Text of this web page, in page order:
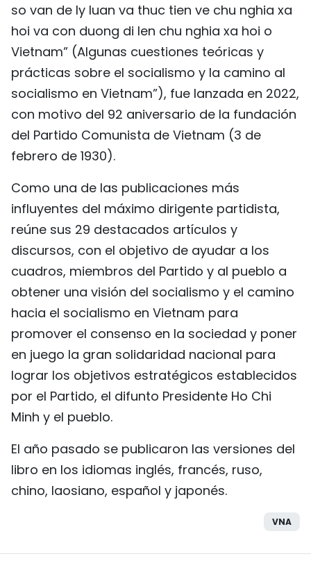
so van de ly luan va thuc tien ve chu nghia xa
hoi va con duong di len chu nghia xa hoi o
Vietnam” (Algunas cuestiones teóricas y
prácticas sobre el socialismo y la camino al
socialismo en Vietnam”), fue lanzada en 2022,
con motivo del 92 aniversario de la fundación
del Partido Comunista de Vietnam (3 de
febrero de 1930).
Como una de las publicaciones más
influyentes del máximo dirigente partidista,
reúne sus 29 destacados artículos y
discursos, con el objetivo de ayudar a los
cuadros, miembros del Partido y al pueblo a
obtener una visión del socialismo y el camino
hacia el socialismo en Vietnam para
promover el consenso en la sociedad y poner
en juego la gran solidaridad nacional para
lograr los objetivos estratégicos establecidos
por el Partido, el difunto Presidente Ho Chi
Minh y el pueblo.
El año pasado se publicaron las versiones del
libro en los idiomas inglés, francés, ruso,
chino, laosiano, español y japonés.
VNA